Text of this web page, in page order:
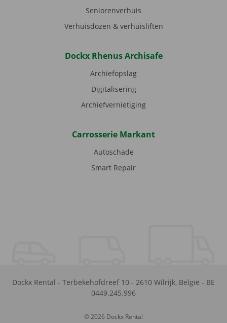
Seniorenverhuis
Verhuisdozen & verhuisliften
Dockx Rhenus Archisafe
Archiefopslag
Digitalisering
Archiefvernietiging
Carrosserie Markant
Autoschade
Smart Repair
Dockx Rental - Terbekehofdreef 10 - 2610 Wilrijk, België - BE
0449.245.996
© 2026 Dockx Rental